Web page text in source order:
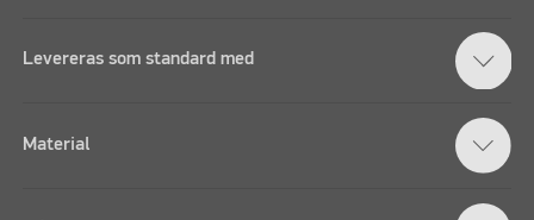
Levereras som standard med
Material